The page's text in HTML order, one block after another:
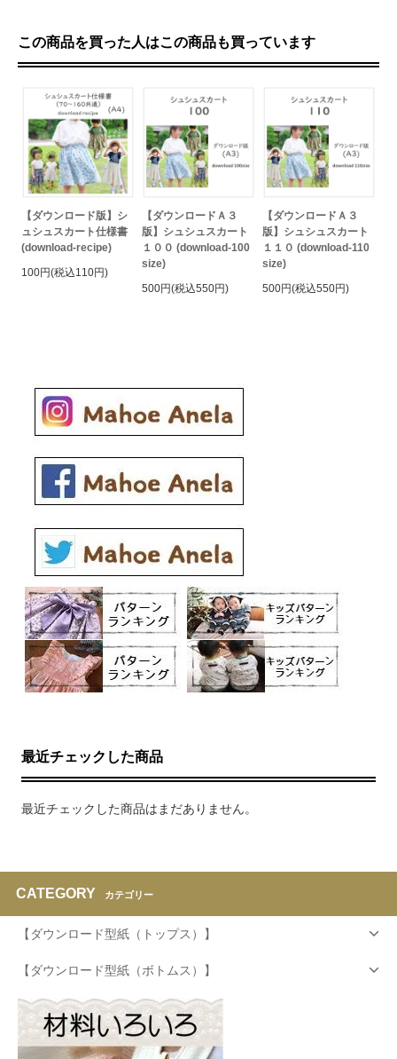
この商品を買った人はこの商品も買っています
【ダウンロード版】シ
ュシュスカート仕様書
(download-recipe)
100円(税込110円)
【ダウンロードＡ３
版】シュシュスカート
１００ (download-100
size)
500円(税込550円)
【ダウンロードＡ３
版】シュシュスカート
１１０ (download-110
size)
500円(税込550円)
最近チェックした商品
最近チェックした商品はまだありません。
CATEGORY カテゴリー
【ダウンロード型紙（トップス）】
【ダウンロード型紙（ボトムス）】